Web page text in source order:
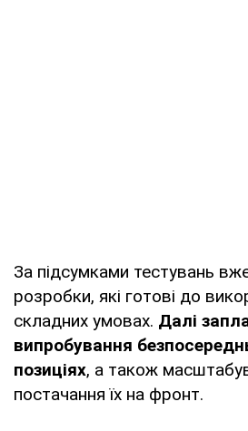
За підсумками тестувань
розробки, які готові до
складних умовах. Далі
випробування
позиціях, а також
постачання їх на фронт.